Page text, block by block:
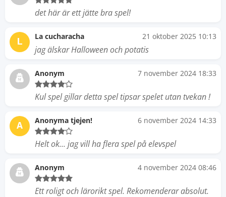
det här är ett jätte bra spel!
L La cucharacha 21 oktober 2025 10:13
jag älskar Halloween och potatis
Anonym 7 november 2024 18:33
Kul spel gillar detta spel tipsar spelet utan tvekan !
A Anonyma tjejen! 6 november 2024 14:33
Helt ok... jag vill ha flera spel på elevspel
Anonym 4 november 2024 08:46
Ett roligt och lärorikt spel. Rekomenderar absolut.